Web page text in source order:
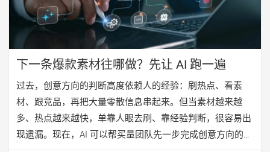
下一条爆款素材往哪做？先让 AI 跑一遍
过去，创意方向的判断高度依赖人的经验：刷热点、看素
材、跟竞品，再把大量零散信息串起来。但当素材越来越
多、热点越来越快，单靠人眼去刷、靠经验判断，很容易出
现遗漏。现在，AI 可以帮买量团队先一步完成创意方向的探